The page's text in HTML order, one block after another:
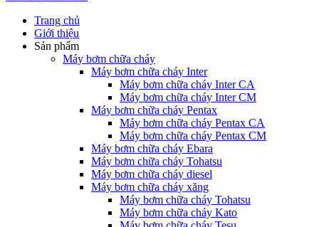
Trang chủ
Giới thiệu
Sản phẩm
Máy bơm chữa cháy
Máy bơm chữa cháy Inter
Máy bơm chữa cháy Inter CA
Máy bơm chữa cháy Inter CM
Máy bơm chữa cháy Pentax
Máy bơm chữa cháy Pentax CA
Máy bơm chữa cháy Pentax CM
Máy bơm chữa cháy Ebara
Máy bơm chữa cháy Tohatsu
Máy bơm chữa cháy diesel
Máy bơm chữa cháy xăng
Máy bơm chữa cháy Tohatsu
Máy bơm chữa cháy Kato